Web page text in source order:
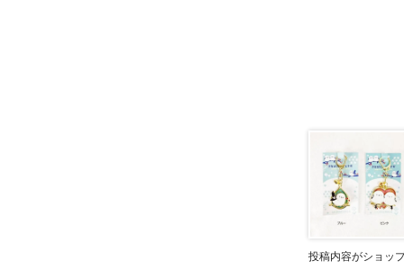
投稿内容がショッ